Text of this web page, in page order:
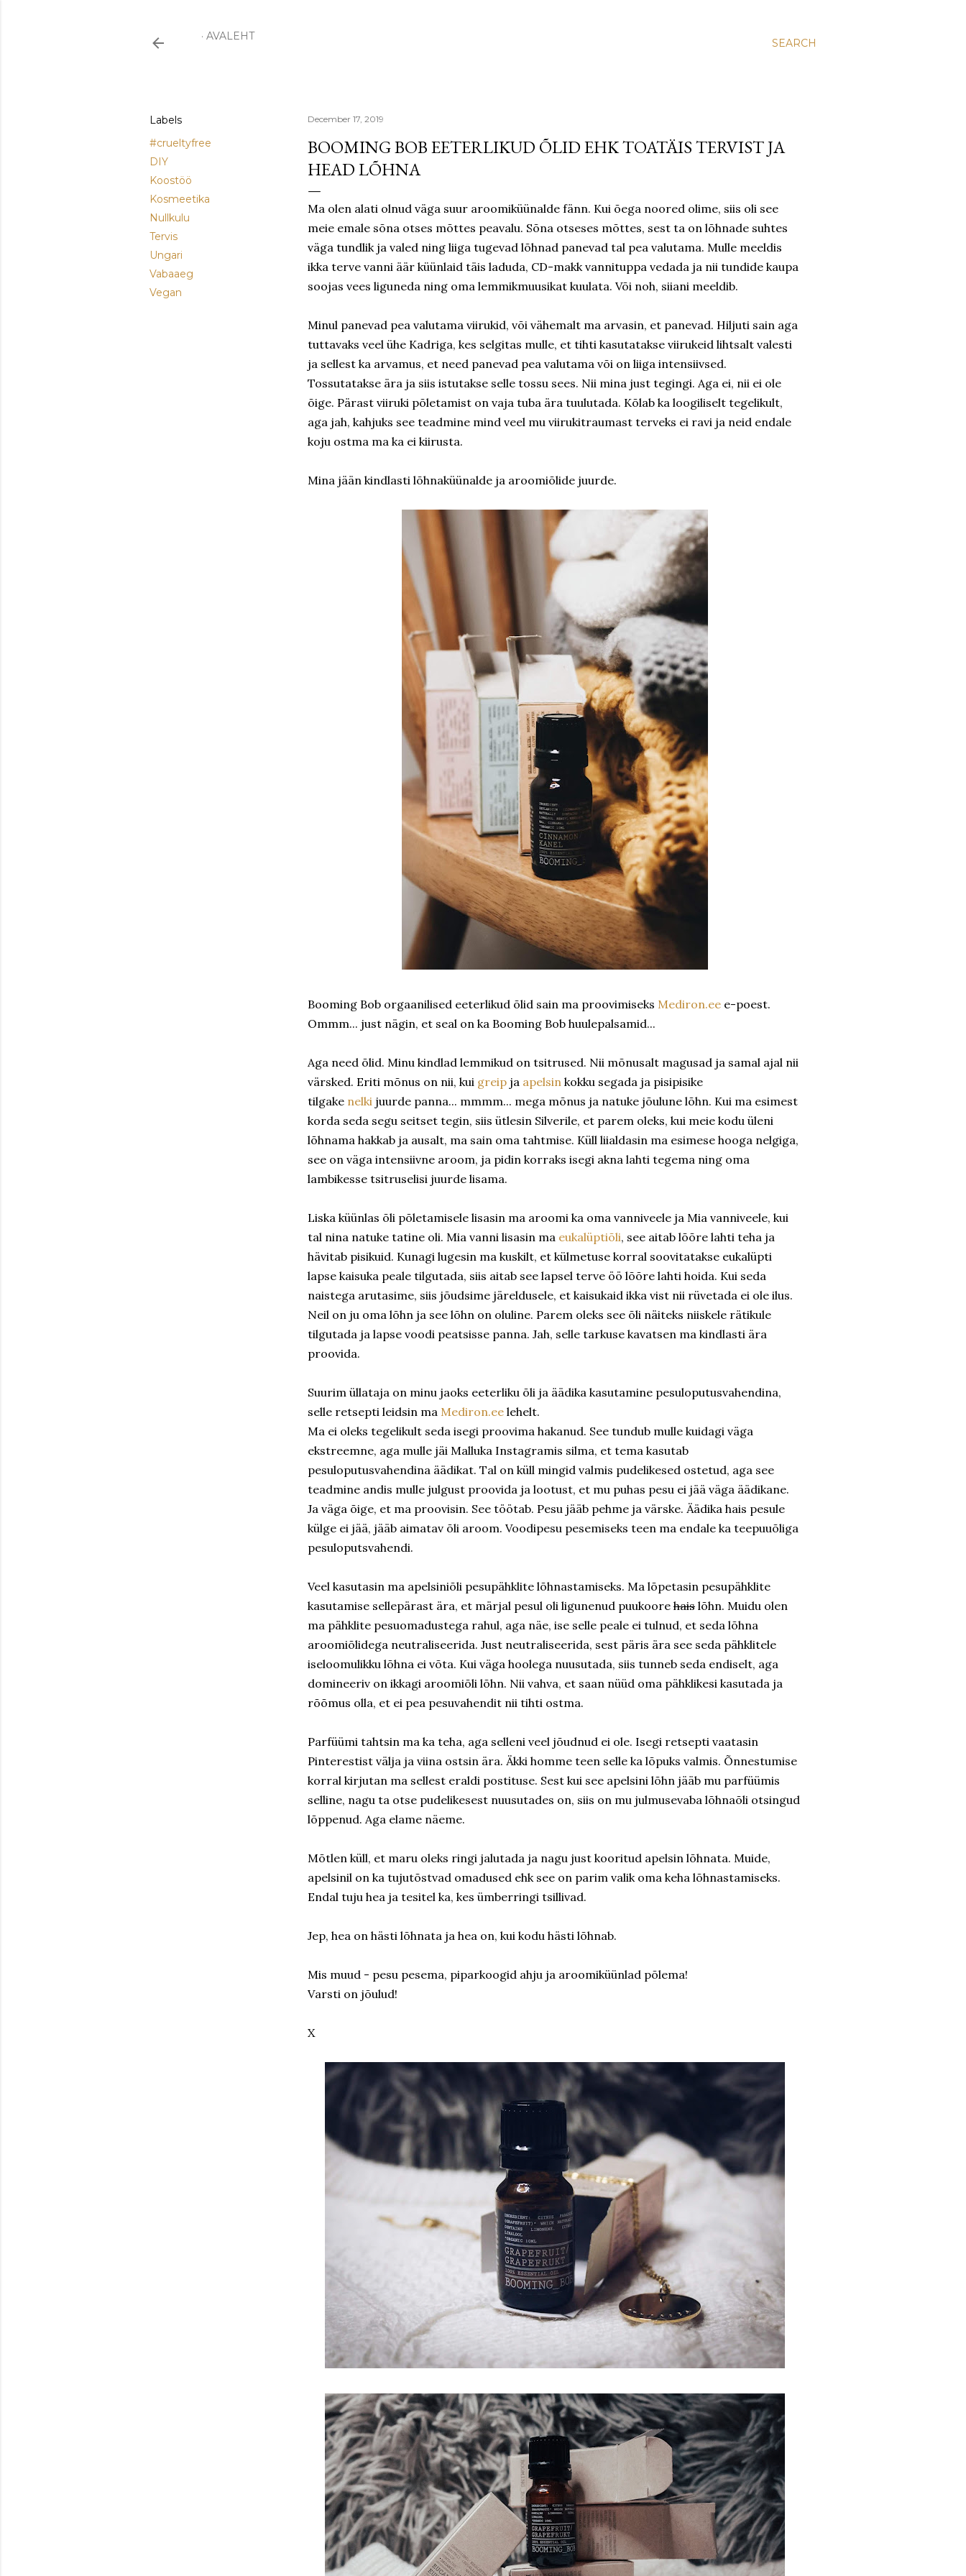
SEARCH
AVALEHT
Labels
#crueltyfree
DIY
Koostöö
Kosmeetika
Nullkulu
Tervis
Ungari
Vabaaeg
Vegan
December 17, 2019
BOOMING BOB EETERLIKUD ÕLID EHK TOATÄIS TERVIST JA
HEAD LÕHNA
Ma olen alati olnud väga suur aroomiküünalde fänn. Kui õega noored olime, siis oli see
meie emale sõna otses mõttes peavalu. Sõna otseses mõttes, sest ta on lõhnade suhtes
väga tundlik ja valed ning liiga tugevad lõhnad panevad tal pea valutama. Mulle meeldis
ikka terve vanni äär küünlaid täis laduda, CD-makk vannituppa vedada ja nii tundide kaupa
soojas vees liguneda ning oma lemmikmuusikat kuulata. Või noh, siiani meeldib.
Minul panevad pea valutama viirukid, või vähemalt ma arvasin, et panevad. Hiljuti sain aga
tuttavaks veel ühe Kadriga, kes selgitas mulle, et tihti kasutatakse viirukeid lihtsalt valesti
ja sellest ka arvamus, et need panevad pea valutama või on liiga intensiivsed.
Tossutatakse ära ja siis istutakse selle tossu sees. Nii mina just tegingi. Aga ei, nii ei ole
õige. Pärast viiruki põletamist on vaja tuba ära tuulutada. Kõlab ka loogiliselt tegelikult,
aga jah, kahjuks see teadmine mind veel mu viirukitraumast terveks ei ravi ja neid endale
koju ostma ma ka ei kiirusta.
Mina jään kindlasti lõhnaküünalde ja aroomiõlide juurde.
Booming Bob orgaanilised eeterlikud õlid sain ma proovimiseks Mediron.ee e-poest.
Ommm... just nägin, et seal on ka Booming Bob huulepalsamid...
Aga need õlid. Minu kindlad lemmikud on tsitrused. Nii mõnusalt magusad ja samal ajal nii
värsked. Eriti mõnus on nii, kui greip ja apelsin kokku segada ja pisipisike
tilgake nelki juurde panna... mmmm... mega mõnus ja natuke jõulune lõhn. Kui ma esimest
korda seda segu seitset tegin, siis ütlesin Silverile, et parem oleks, kui meie kodu üleni
lõhnama hakkab ja ausalt, ma sain oma tahtmise. Küll liialdasin ma esimese hooga nelgiga,
see on väga intensiivne aroom, ja pidin korraks isegi akna lahti tegema ning oma
lambikesse tsitruselisi juurde lisama.
Liska küünlas õli põletamisele lisasin ma aroomi ka oma vanniveele ja Mia vanniveele, kui
tal nina natuke tatine oli. Mia vanni lisasin ma eukalüptiõli, see aitab lõõre lahti teha ja
hävitab pisikuid. Kunagi lugesin ma kuskilt, et külmetuse korral soovitatakse eukalüpti
lapse kaisuka peale tilgutada, siis aitab see lapsel terve öö lõõre lahti hoida. Kui seda
naistega arutasime, siis jõudsime järeldusele, et kaisukaid ikka vist nii rüvetada ei ole ilus.
Neil on ju oma lõhn ja see lõhn on oluline. Parem oleks see õli näiteks niiskele rätikule
tilgutada ja lapse voodi peatsisse panna. Jah, selle tarkuse kavatsen ma kindlasti ära
proovida.
Suurim üllataja on minu jaoks eeterliku õli ja äädika kasutamine pesuloputusvahendina,
selle retsepti leidsin ma Mediron.ee lehelt.
Ma ei oleks tegelikult seda isegi proovima hakanud. See tundub mulle kuidagi väga
ekstreemne, aga mulle jäi Malluka Instagramis silma, et tema kasutab
pesuloputusvahendina äädikat. Tal on küll mingid valmis pudelikesed ostetud, aga see
teadmine andis mulle julgust proovida ja lootust, et mu puhas pesu ei jää väga äädikane.
Ja väga õige, et ma proovisin. See töötab. Pesu jääb pehme ja värske. Äädika hais pesule
külge ei jää, jääb aimatav õli aroom. Voodipesu pesemiseks teen ma endale ka teepuuõliga
pesuloputsvahendi.
Veel kasutasin ma apelsiniõli pesupähklite lõhnastamiseks. Ma lõpetasin pesupähklite
kasutamise sellepärast ära, et märjal pesul oli ligunenud puukoore hais lõhn. Muidu olen
ma pähklite pesuomadustega rahul, aga näe, ise selle peale ei tulnud, et seda lõhna
aroomiõlidega neutraliseerida. Just neutraliseerida, sest päris ära see seda pähklitele
iseloomulikku lõhna ei võta. Kui väga hoolega nuusutada, siis tunneb seda endiselt, aga
domineeriv on ikkagi aroomiõli lõhn. Nii vahva, et saan nüüd oma pähklikesi kasutada ja
rõõmus olla, et ei pea pesuvahendit nii tihti ostma.
Parfüümi tahtsin ma ka teha, aga selleni veel jõudnud ei ole. Isegi retsepti vaatasin
Pinterestist välja ja viina ostsin ära. Äkki homme teen selle ka lõpuks valmis. Õnnestumise
korral kirjutan ma sellest eraldi postituse. Sest kui see apelsini lõhn jääb mu parfüümis
selline, nagu ta otse pudelikesest nuusutades on, siis on mu julmusevaba lõhnaõli otsingud
lõppenud. Aga elame näeme.
Mõtlen küll, et maru oleks ringi jalutada ja nagu just kooritud apelsin lõhnata. Muide,
apelsinil on ka tujutõstvad omadused ehk see on parim valik oma keha lõhnastamiseks.
Endal tuju hea ja tesitel ka, kes ümberringi tsillivad.
Jep, hea on hästi lõhnata ja hea on, kui kodu hästi lõhnab.
Mis muud - pesu pesema, piparkoogid ahju ja aroomiküünlad põlema!
Varsti on jõulud!
X